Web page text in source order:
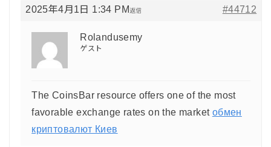
2025年4月1日 1:34 PM #44712
返信
Rolandusemy
ゲスト
The CoinsBar resource offers one of the most
favorable exchange rates on the market обмен
криптовалют Киев